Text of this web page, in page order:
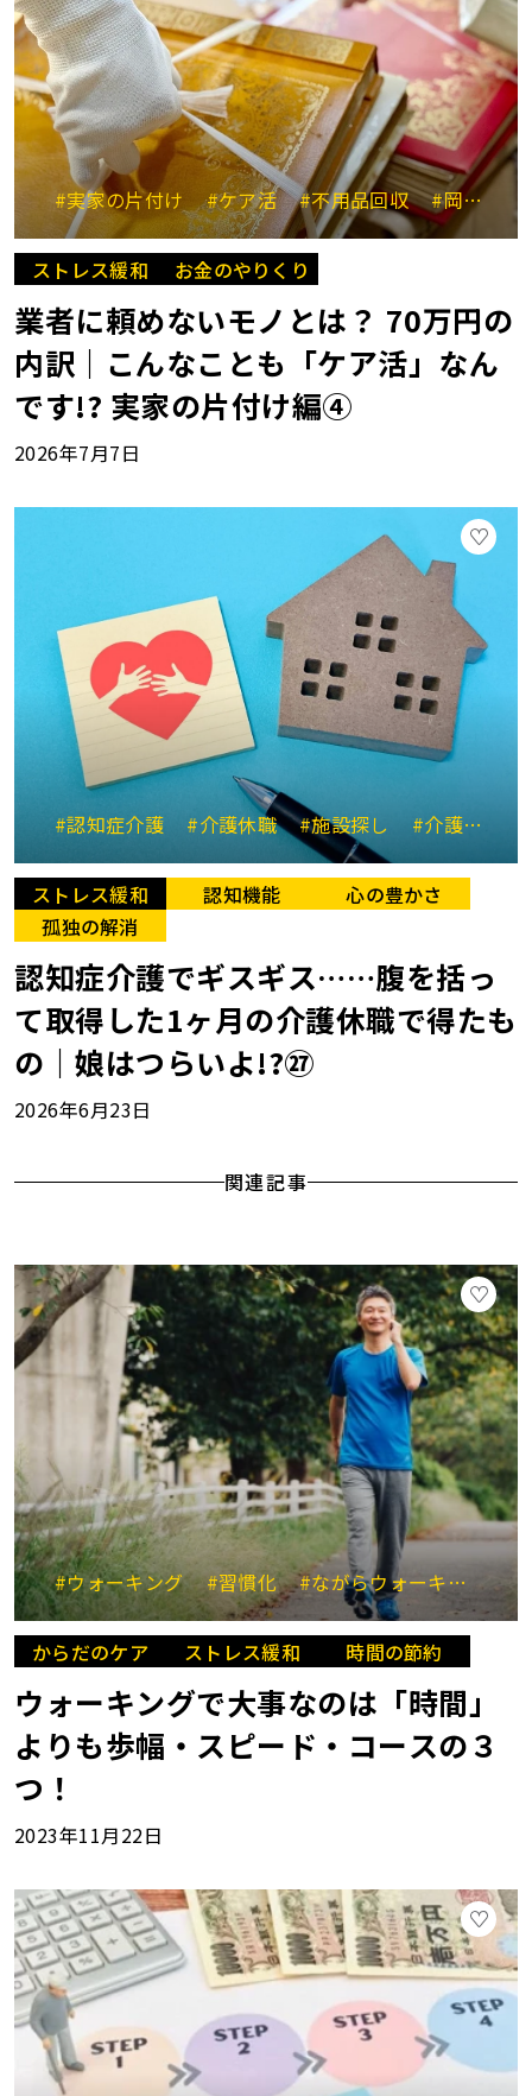
#実家の片付け #ケア活 #不用品回収 #岡崎杏里
ストレス緩和 お金のやりくり
業者に頼めないモノとは？ 70万円の
内訳｜こんなことも「ケア活」なん
です!? 実家の片付け編④
2026年7月7日
#認知症介護 #介護休職 #施設探し #介護と仕事の両立
ストレス緩和 認知機能
心の豊かさ
孤独の解消
認知症介護でギスギス……腹を括っ
て取得した1ヶ月の介護休職で得たも
の｜娘はつらいよ!?㉗
2026年6月23日
関連記事
#ウォーキング #習慣化 #ながらウォーキング #
からだのケア ストレス緩和 時間の節約
ウォーキングで大事なのは「時間」
よりも歩幅・スピード・コースの３
つ！
2023年11月22日